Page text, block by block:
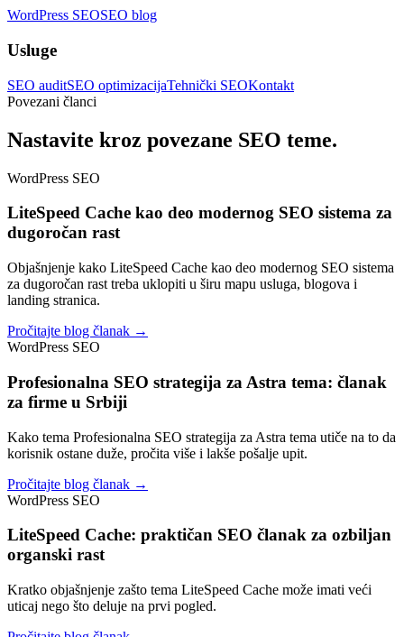
WordPress SEOSEO blog
Usluge
SEO auditSEO optimizacijaTehnički SEOKontakt
Povezani članci
Nastavite kroz povezane SEO teme.
WordPress SEO
LiteSpeed Cache kao deo modernog SEO sistema za
dugoročan rast
Objašnjenje kako LiteSpeed Cache kao deo modernog SEO sistema
za dugoročan rast treba uklopiti u širu mapu usluga, blogova i
landing stranica.
Pročitajte blog članak →
WordPress SEO
Profesionalna SEO strategija za Astra tema: članak
za firme u Srbiji
Kako tema Profesionalna SEO strategija za Astra tema utiče na to da
korisnik ostane duže, pročita više i lakše pošalje upit.
Pročitajte blog članak →
WordPress SEO
LiteSpeed Cache: praktičan SEO članak za ozbiljan
organski rast
Kratko objašnjenje zašto tema LiteSpeed Cache može imati veći
uticaj nego što deluje na prvi pogled.